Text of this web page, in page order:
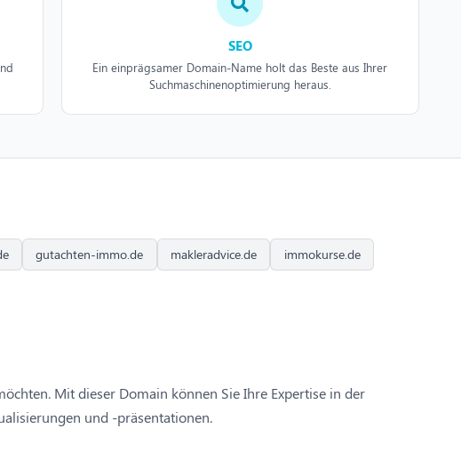
SEO
Ein einprägsamer Domain-Name holt das Beste aus Ihrer
Suchmaschinenoptimierung heraus.
gutachten-immo.de makleradvice.de immokurse.de
Mit dieser Domain können Sie Ihre Expertise in der
und -präsentationen.